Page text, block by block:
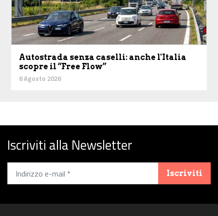
Autostrada senza caselli: anche l'Italia
scopre il “Free Flow”
6 Agosto 2026
Iscriviti alla Newsletter
Iscriviti